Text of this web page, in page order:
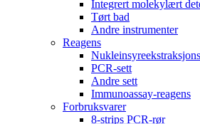
Integrert molekylært
Tørt bad
Andre instrumenter
Reagens
PCR-sett
Andre sett
Immunoassay-reagens
Forbruksvarer
8-strips PCR-rør